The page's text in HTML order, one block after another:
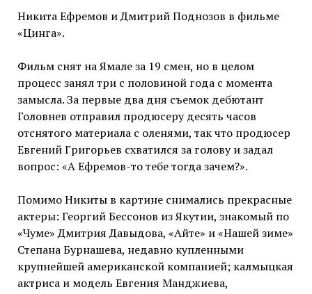
Никита Ефремов и Дмитрий Поднозов в фильме
«Цинга».
Фильм снят на Ямале за 19 смен, но в целом
процесс занял три с половиной года с момента
замысла. За первые два дня съемок дебютант
Головнев отправил продюсеру десять часов
отснятого материала с оленями, так что продюсер
Евгений Григорьев схватился за голову и задал
вопрос: «А Ефремов-то тебе тогда зачем?».
Помимо Никиты в картине снимались прекрасные
актеры: Георгий Бессонов из Якутии, знакомый по
«Чуме» Дмитрия Давыдова, «Айте» и «Нашей зиме»
Степана Бурнашева, недавно купленными
крупнейшей американской компанией; калмыцкая
актриса и модель Евгения Манджиева,